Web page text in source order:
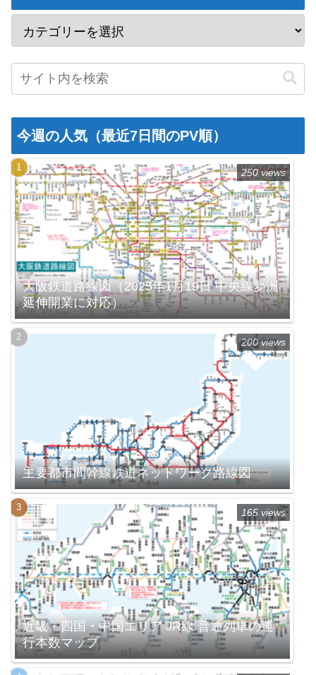
今週の人気（最近7日間のPV順）
大阪鉄道路線図（2025年1月19日 中央線夢洲
延伸開業に対応）
250 views
主要都市間幹線鉄道ネットワーク路線図
200 views
近畿・四国・中国エリア JR線 普通列車の運
行本数マップ
165 views